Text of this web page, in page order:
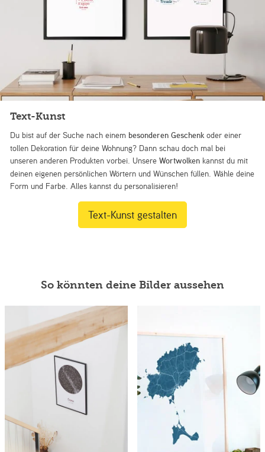
Text-Kunst
Du bist auf der Suche nach einem besonderen Geschenk oder einer
tollen Dekoration für deine Wohnung? Dann schau doch mal bei
unseren anderen Produkten vorbei. UnsereWortwolken kannst du mit
deinen eigenen persönlichen Wörtern und Wünschen füllen. Wähle deine
Form und Farbe. Alles kannst du personalisieren!
Text-Kunst gestalten
So könnten deine Bilder aussehen